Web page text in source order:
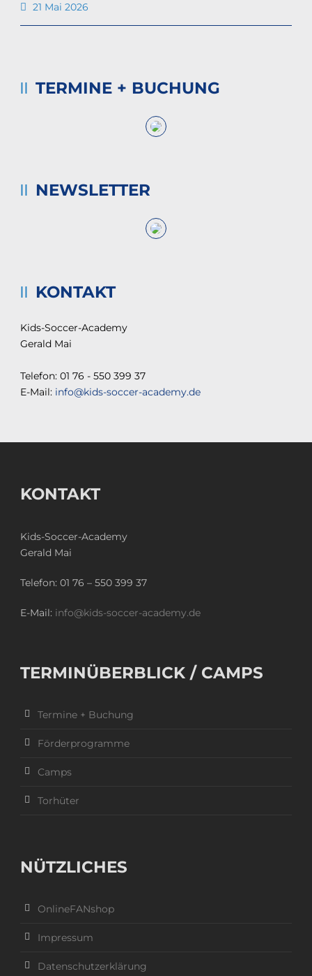
21 Mai 2026
TERMINE + BUCHUNG
NEWSLETTER
KONTAKT
Kids-Soccer-Academy
Gerald Mai
Telefon: 01 76 - 550 399 37
E-Mail: info@kids-soccer-academy.de
KONTAKT
Kids-Soccer-Academy
Gerald Mai
Telefon: 01 76 – 550 399 37
E-Mail: info@kids-soccer-academy.de
TERMINÜBERBLICK / CAMPS
Termine + Buchung
Förderprogramme
Camps
Torhüter
NÜTZLICHES
OnlineFANshop
Impressum
Datenschutzerklärung